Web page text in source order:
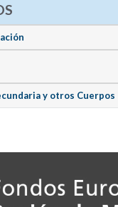
y otros Cuerpos